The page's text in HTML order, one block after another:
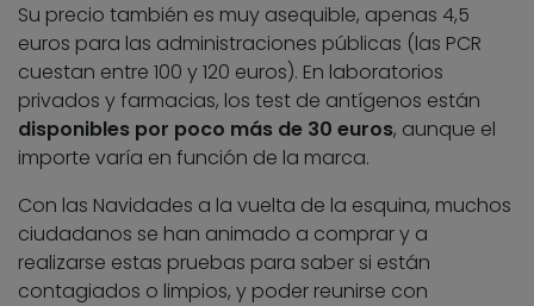
Su precio también es muy asequible, apenas 4,5
euros para las administraciones públicas (las PCR
cuestan entre 100 y 120 euros). En laboratorios
privados y farmacias, los test de antígenos están
disponibles por poco más de 30 euros, aunque el
importe varía en función de la marca.
Con las Navidades a la vuelta de la esquina, muchos
ciudadanos se han animado a comprar y a
realizarse estas pruebas para saber si están
contagiados o limpios, y poder reunirse con